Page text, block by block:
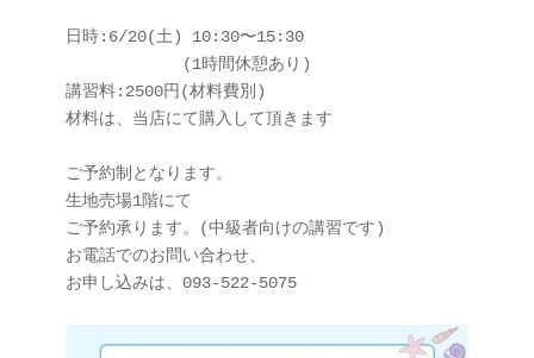
日時:6/20(土) 10:30〜15:30
(1時間休憩あり)
講習料:2500円(材料費別)
材料は、当店にて購入して頂きます
ご予約制となります。
生地売場1階にて
ご予約承ります。(中級者向けの講習です)
お電話でのお問い合わせ、
お申し込みは、093-522-5075